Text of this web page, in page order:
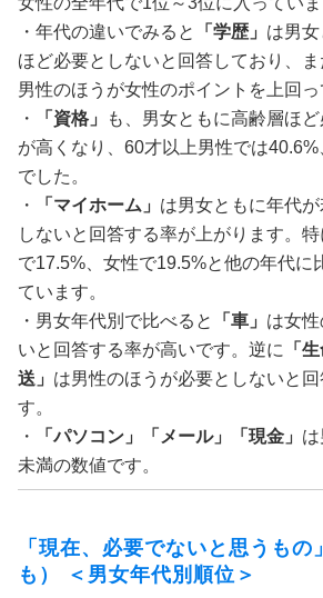
・年代の違いでみると
「 学歴 」 は男
ほど必要としないと回答しており、
男性のほうが女性のポイントを上回っ
・
「資格」
も、男女ともに高齢層ほ
が高くなり、60才以上男性では
でした。
・
「マイホーム」 は男女ともに年代
しないと回答する率が上がります。
で17.5%、女性で19.5%と他の年代に
ています。
・男女年代別で比べると
「 車 」 は女
いと回答する率が高いです。逆に
「
送」 は男性のほうが必要としないと
す。
・
「パソコン」「メール」「現金」
未満の数値です。
「現在、必要でないと思うも
も） ＜男女年代別順位＞